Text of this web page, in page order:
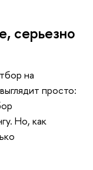
серьезно
на
просто:
Но, как